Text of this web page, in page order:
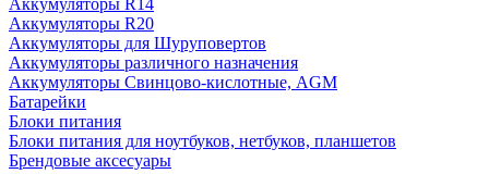
Аккумуляторы R14
Аккумуляторы R20
Аккумуляторы для Шуруповертов
Аккумуляторы различного назначения
Аккумуляторы Свинцово-кислотные, AGM
Батарейки
Блоки питания
Блоки питания для ноутбуков, нетбуков, планшетов
Брендовые аксесуары